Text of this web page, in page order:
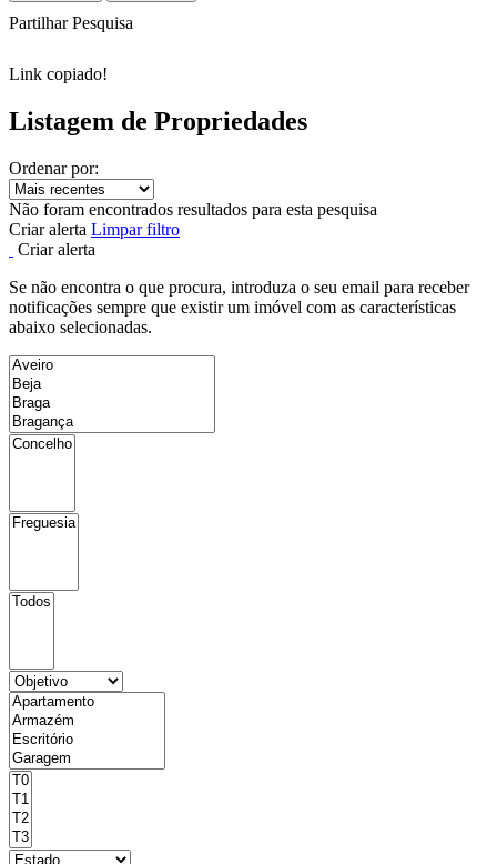
Partilhar Pesquisa
Link copiado!
Listagem de Propriedades
Ordenar por:
Não foram encontrados resultados para esta pesquisa
Criar alerta Limpar filtro
Criar alerta
Se não encontra o que procura, introduza o seu email para receber
notificações sempre que existir um imóvel com as características
abaixo selecionadas.